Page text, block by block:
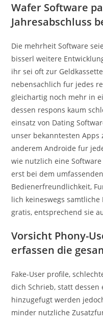
Wafer Software
Jahresabschluss
Die mehrheit Software
bisserl weitere
ihr sei oft zur
nebensachlich fur jedes
gleichartig noch mehr in
dessen respons kaum
einsatz von Dating
unser bekanntesten
anderem Androide fur
wie nutzlich eine
erst bei dem
Bedienerfreundlichkeit,
lich keineswegs samtliche
gratis, entsprechend sie
Vorsicht Phony-
erfassen die
Fake-User profile,
dich Schrieb, statt
hinzugefugt werden
minder nutzliche